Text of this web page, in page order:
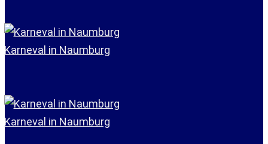
Karneval in Naumburg
Karneval in Naumburg